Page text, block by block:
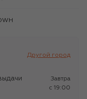
Другой город
Завтра
c 19:00